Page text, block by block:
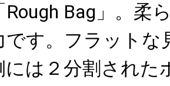
Bag」。柔
です。フラットな
には２分割された